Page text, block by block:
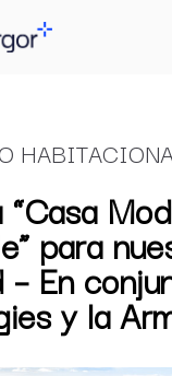
para
En
y la